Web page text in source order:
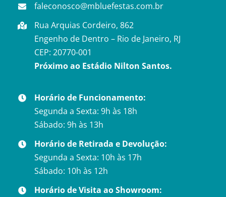
faleconosco@mbluefestas.com.br
Rua Arquias Cordeiro, 862
Engenho de Dentro – Rio de Janeiro, RJ
CEP: 20770-001
Próximo ao Estádio Nilton Santos.
Horário de Funcionamento:
Segunda a Sexta: 9h às 18h
Sábado: 9h às 13h
Horário de Retirada e Devolução:
Segunda a Sexta: 10h às 17h
Sábado: 10h às 12h
Horário de Visita ao Showroom: